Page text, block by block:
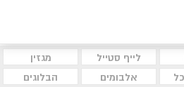
לייף סטייל
מגזין
אלבומים
הבלוגים